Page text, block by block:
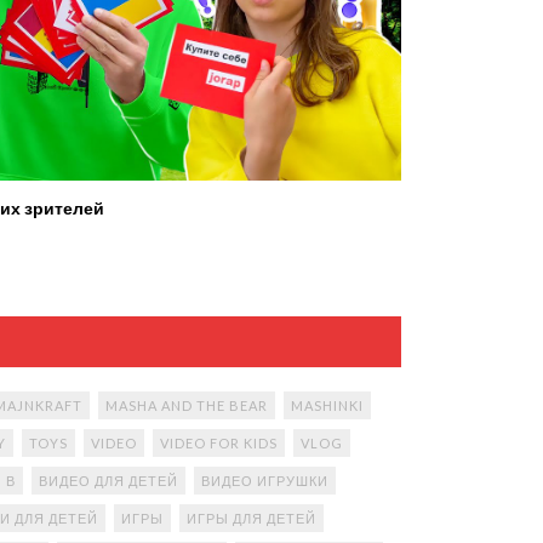
зрителей
MASHA AND THE BEAR MASHINKI
TOYS VIDEO VIDEO FOR KIDS VLOG
В ВИДЕО ДЛЯ ДЕТЕЙ ВИДЕО ИГРУШКИ
ДЛЯ ДЕТЕЙ ИГРЫ ИГРЫ ДЛЯ ДЕТЕЙ